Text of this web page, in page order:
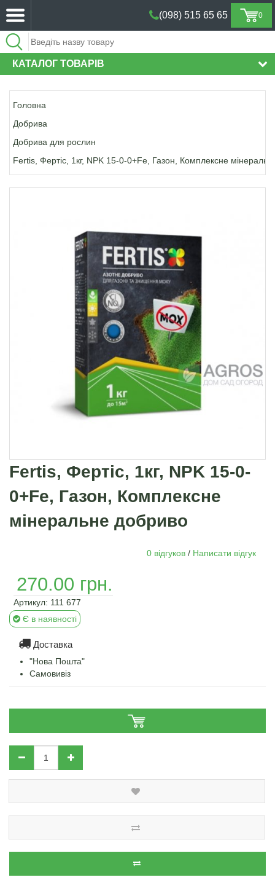
0
(098) 515 65 65
(098) 515 65 65
КАТАЛОГ ТОВАРІВ
Головна
Добрива
Добрива для рослин
Fertis, Фертіс, 1кг, NPK 15-0-0+Fe, Газон, Комплексне
Fertis, Фертіс, 1кг, NPK 15-0-
0+Fe, Газон, Комплексне
мінеральне добриво
0 відгуков / Написати відгук
270.00 грн.
Артикул: 111 677
Є в наявності
Доставка
"Нова Пошта"
Самовивіз